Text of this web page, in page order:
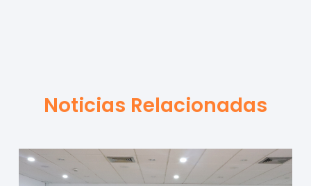
Noticias Relacionadas